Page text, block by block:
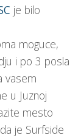
je bilo
moguce,
i po 3 posla
vasem
u Juznoj
mesto
je Surfside